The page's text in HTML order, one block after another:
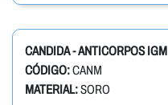
CANDIDA - ANTICORPOS IGM
CÓDIGO:CANM
MATERIAL:SORO